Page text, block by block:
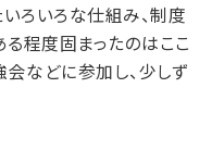
いろいろな仕組み、制度
程度固まったのはここ
などに参加し、少しず